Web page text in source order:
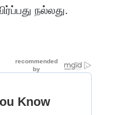
நல்லது.